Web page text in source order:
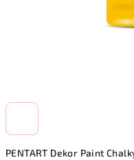
PENTART Dekor Paint